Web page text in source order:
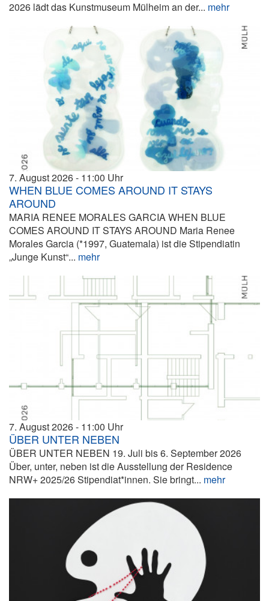
2026 lädt das Kunstmuseum Mülheim an der... mehr
7. August 2026 11:00
WHEN BLUE COMES AROUND IT STAYS
AROUND
MARIA RENEE MORALES GARCIA WHEN BLUE
COMES AROUND IT STAYS AROUND Maria Renee
Morales Garcia (*1997, Guatemala) ist die Stipendiatin
„Junge Kunst“... mehr
7. August 2026 11:00
ÜBER UNTER NEBEN
ÜBER UNTER NEBEN 19. Juli bis 6. September 2026
Über, unter, neben ist die Ausstellung der Residence
NRW+ 2025/26 Stipendiat*innen. Sie bringt... mehr